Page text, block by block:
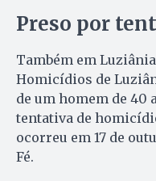
Preso por
Também em
Homicídios de
de um homem de 40
tentativa de
ocorreu em 17 de
Fé.